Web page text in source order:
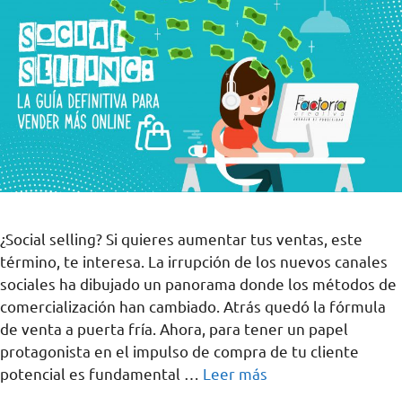
¿Social selling? Si quieres aumentar tus ventas, este
término, te interesa. La irrupción de los nuevos canales
sociales ha dibujado un panorama donde los métodos de
comercialización han cambiado. Atrás quedó la fórmula
de venta a puerta fría. Ahora, para tener un papel
protagonista en el impulso de compra de tu cliente
potencial es fundamental … Leer más